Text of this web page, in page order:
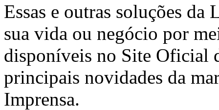
Essas e outras soluções
sua vida ou negócio por
disponíveis no Site Oficial
principais novidades da
Imprensa.